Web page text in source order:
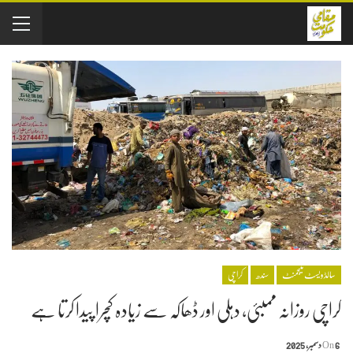
سالڈویسٹ منیجمنٹ سندھ کراچی
کراچی روزانہ ممبئی، دہلی اور ڈھاکہ سے زیادہ کچرا پیدا کرتا ہے
On 6 دسمبر, 2025